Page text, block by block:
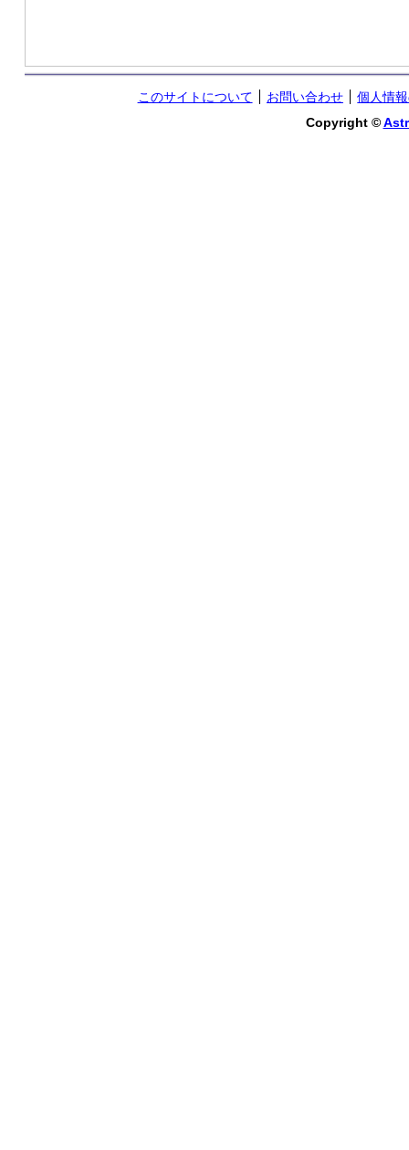
このサイトについて お問い合わせ
個人情
Copyright ©